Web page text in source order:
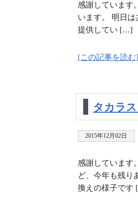
感謝しています
います。 明日
提供してい […]
[この記事を読む]
タカラ
2015年12月02日
感謝しています
ど、今年も残り
換えの様子で